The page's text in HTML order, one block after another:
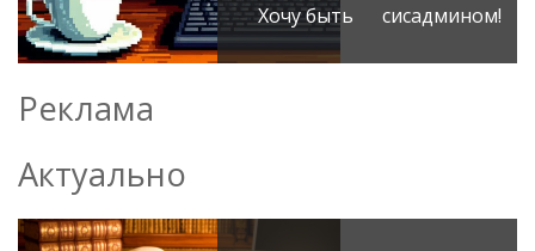
Хочу быть сисадмином!
Реклама
Актуально